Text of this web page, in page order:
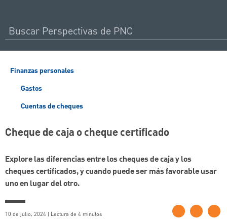
Finanzas personales
Gastos
Cuentas de cheques
Cheque de caja o cheque certificado
Explore las diferencias entre los cheques de caja y los
cheques certificados, y cuando puede ser más favorable usar
uno en lugar del otro.
10 de julio, 2024 | Lectura de 4 minutos